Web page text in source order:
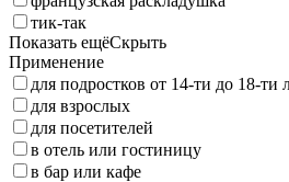
тик-так
Показать ещёСкрыть
Применение
для подростков от 14-ти до 18-ти
для взрослых
для посетителей
в отель или гостиницу
в бар или кафе